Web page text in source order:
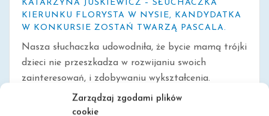
Zarządzaj zgodami plików
cookie
KATARZYNA JUŚKIEWICZ – SŁUCHACZKA
KIERUNKU FLORYSTA W NYSIE, KANDYDATKA
W KONKURSIE ZOSTAŃ TWARZĄ PASCALA.
Nasza słuchaczka udowodniła, że bycie mamą trójki
dzieci nie przeszkadza w rozwijaniu swoich
zainteresowań, i zdobywaniu wykształcenia.
Zapraszamy na kolejny wpis pani Katarzyny
Juśkiewicz z [...]